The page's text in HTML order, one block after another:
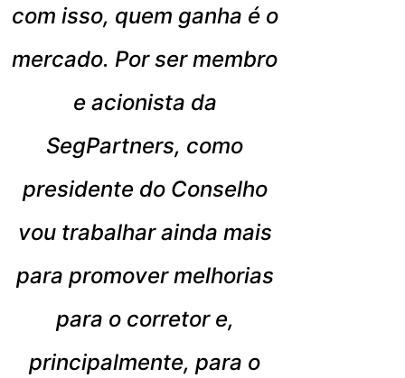
com isso, quem ganha é o
mercado. Por ser membro
e acionista da
SegPartners, como
presidente do Conselho
vou trabalhar ainda mais
para promover melhorias
para o corretor e,
principalmente, para o